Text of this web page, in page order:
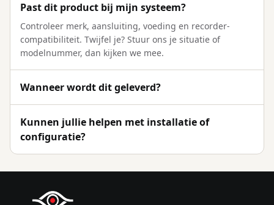
Past dit product bij mijn systeem?
Controleer merk, aansluiting, voeding en recorder-
compatibiliteit. Twijfel je? Stuur ons je situatie of
modelnummer, dan kijken we mee.
Wanneer wordt dit geleverd?
Kunnen jullie helpen met installatie of
configuratie?